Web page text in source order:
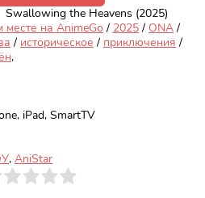
Swallowing the Heavens (2025)
на AnimeGo / 2025 / ONA /
/ историческое / приключения /
,
iPad, SmartTV
, AniStar